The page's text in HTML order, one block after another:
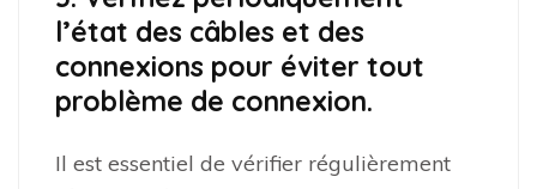
l’état des câbles et des
connexions pour éviter tout
problème de connexion.
Il est essentiel de vérifier régulièrement